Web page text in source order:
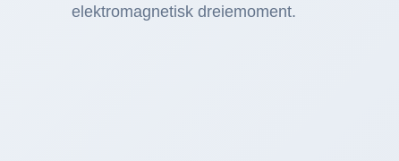
elektromagnetisk dreiemoment.